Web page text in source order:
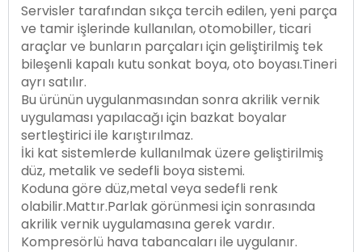
Servisler tarafından sıkça tercih edilen, yeni parça
ve tamir işlerinde kullanılan, otomobiller, ticari
araçlar ve bunların parçaları için geliştirilmiş tek
bileşenli kapalı kutu sonkat boya, oto boyası.Tineri
ayrı satılır.
Bu ürünün uygulanmasından sonra akrilik vernik
uygulaması yapılacağı için bazkat boyalar
sertleştirici ile karıştırılmaz.
İki kat sistemlerde kullanılmak üzere geliştirilmiş
düz, metalik ve sedefli boya sistemi.
Koduna göre düz,metal veya sedefli renk
olabilir.Mattır.Parlak görünmesi için sonrasında
akrilik vernik uygulamasına gerek vardır.
Kompresörlü hava tabancaları ile uygulanır.